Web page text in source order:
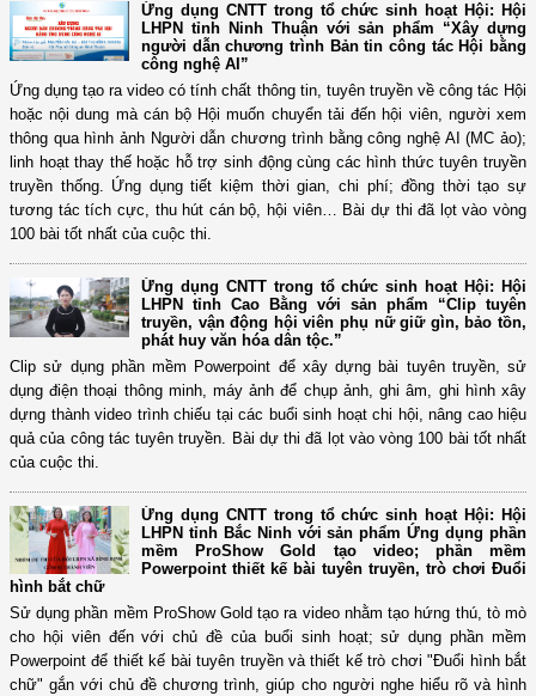
Ứng dụng CNTT trong tổ chức sinh hoạt Hội: Hội
LHPN tỉnh Ninh Thuận với sản phẩm “Xây dựng
người dẫn chương trình Bản tin công tác Hội bằng
công nghệ AI”
Ứng dụng tạo ra video có tính chất thông tin, tuyên truyền về công tác Hội
hoặc nội dung mà cán bộ Hội muốn chuyển tải đến hội viên, người xem
thông qua hình ảnh Người dẫn chương trình bằng công nghệ AI (MC ảo);
linh hoạt thay thế hoặc hỗ trợ sinh động cùng các hình thức tuyên truyền
truyền thống. Ứng dụng tiết kiệm thời gian, chi phí; đồng thời tạo sự
tương tác tích cực, thu hút cán bộ, hội viên… Bài dự thi đã lọt vào vòng
100 bài tốt nhất của cuộc thi.
Ứng dụng CNTT trong tổ chức sinh hoạt Hội: Hội
LHPN tỉnh Cao Bằng với sản phẩm “Clip tuyên
truyền, vận động hội viên phụ nữ giữ gìn, bảo tồn,
phát huy văn hóa dân tộc.”
Clip sử dụng phần mềm Powerpoint để xây dựng bài tuyên truyền, sử
dụng điện thoại thông minh, máy ảnh để chụp ảnh, ghi âm, ghi hình xây
dựng thành video trình chiếu tại các buổi sinh hoạt chi hội, nâng cao hiệu
quả của công tác tuyên truyền. Bài dự thi đã lọt vào vòng 100 bài tốt nhất
của cuộc thi.
Ứng dụng CNTT trong tổ chức sinh hoạt Hội: Hội
LHPN tỉnh Bắc Ninh với sản phẩm Ứng dụng phần
mềm ProShow Gold tạo video; phần mềm
Powerpoint thiết kế bài tuyên truyền, trò chơi Đuổi
hình bắt chữ
Sử dụng phần mềm ProShow Gold tạo ra video nhằm tạo hứng thú, tò mò
cho hội viên đến với chủ đề của buổi sinh hoạt; sử dụng phần mềm
Powerpoint để thiết kế bài tuyên truyền và thiết kế trò chơi "Đuổi hình bắt
chữ" gắn với chủ đề chương trình, giúp cho người nghe hiểu rõ và hình